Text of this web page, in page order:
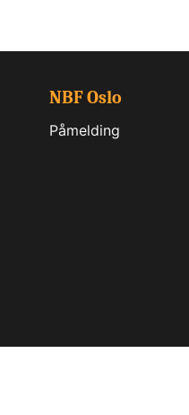
NBF Oslo
Påmelding